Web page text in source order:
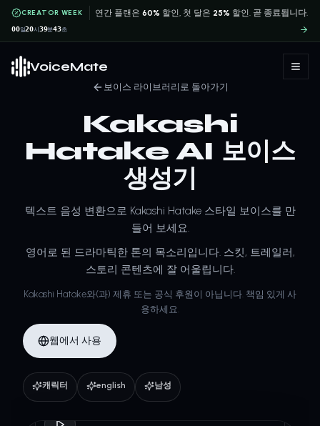
CREATOR WEEK 연간 플랜은60% 할인, 첫 달은 25% 할인. 곧 종료됩니다.
00일20시 39분43초
VoiceMate
보이스 라이브러리로 돌아가기
Kakashi
Hatake AI 보이스
생성기
텍스트 음성 변환으로 Kakashi Hatake 스타일 보이스를 만
들어 보세요.
영어로 된 드라마틱한 톤의 목소리입니다. 스킷, 트레일러,
스토리 콘텐츠에 잘 어울립니다.
Kakashi Hatake와(과) 제휴 또는 공식 후원이 아닙니다. 책임 있게 사
용하세요.
웹에서 사용
캐릭터 english 남성